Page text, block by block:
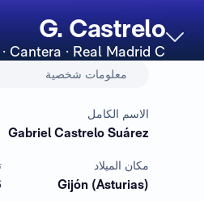
G. Castrelo
Cantera · Real Madrid C
معلومات شخصية
الاسم الكامل
Gabriel Castrelo Suárez
مكان الميلاد
Gijón (Asturias)